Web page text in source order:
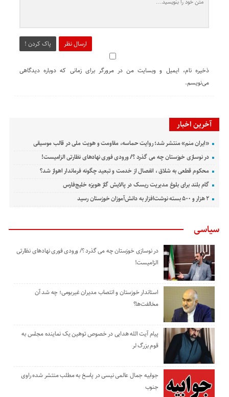
ارسال نظر پاک کردن !
ذخیره نام، ایمیل و وبسایت من در مرورگر برای زمانی که دوباره دیدگاهی
می‌نویسم.
آخرین اخبار
«ایران منم» منتشر شد؛ روایت حماسه، مقاومت و هویت ملی در قالب موسیقی
در نوسازی خوزستان چه می گذرد ؟/ ورودی فوری نهادهای نظارتی الزامیست!
محکوم قطعی به شلاق ، انفصال از خدمت و تبعید چگونه فرماندار اهواز شد؟
گام بلند برای بلوغ مدیریت ریسک در پالایش گاز هویزه خلیج‌فارس
۲ هزار و ۵۰۰ بسته نوشت‌افزار به دانش‌آموزان خوزستان رسید
سیاسی
در نوسازی خوزستان چه می گذرد ؟/ ورودی فوری نهادهای نظارتی
الزامیست!
استاندار خوزستان و انتصاب مدیران غیربومی؛ چه شد آن
مخالفت‌ها؟
پیام آیت الله هدایی در خصوص توهین یک نماینده مجلس به
قوم بزرگ لر
جوابیه جمال عالمی نیسی در پاسخ به مطلب منتشر شده راوی
جنوب